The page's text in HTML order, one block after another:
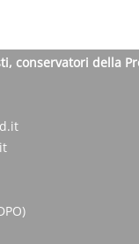
conservatori della